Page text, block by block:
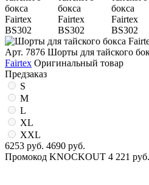
Арт. 7876 Шорты для тайского
Fairtex Оригинальный товар
Предзаказ
S
M
L
XL
XXL
6253 руб. 4690 руб.
Промокод KNOCKOUT 4 221 руб.